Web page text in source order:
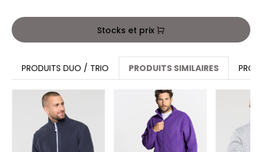
GEN
MORNING STUDIOS
SEGURIDAD
DUICK
Stocks et prix
PRODUITS DUO / TRIO PRODUITS SIMILAIRES